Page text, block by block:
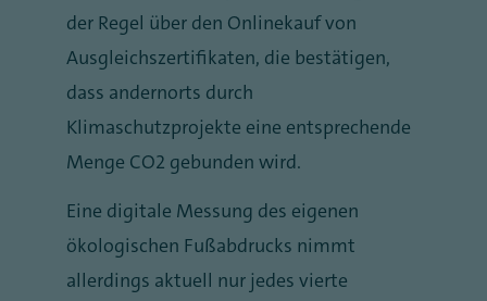
der Regel über den Onlinekauf von
Ausgleichszertifikaten, die bestätigen,
dass andernorts durch
Klimaschutzprojekte eine entsprechende
Menge CO2 gebunden wird.
Eine digitale Messung des eigenen
ökologischen Fußabdrucks nimmt
allerdings aktuell nur jedes vierte